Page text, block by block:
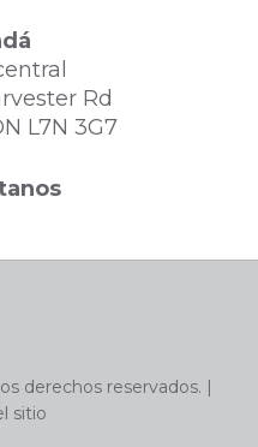
Rd
L7N 3G7
derechos reservados. |
sitio